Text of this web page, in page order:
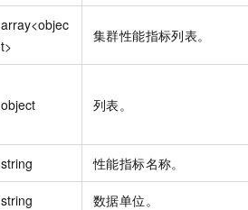
array<objec
t>
集群性能指标列表。
object 列表。
string 性能指标名称。
string 数据单位。